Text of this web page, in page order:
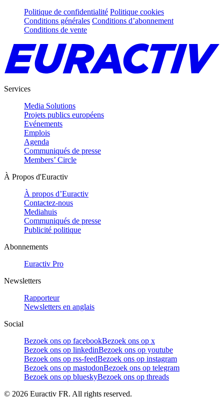
Politique de confidentialité Politique cookies
Conditions générales Conditions d’abonnement
Conditions de vente
Services
Media Solutions
Projets publics européens
Evénements
Emplois
Agenda
Communiqués de presse
Members’ Circle
À Propos d'Euractiv
À propos d’Euractiv
Contactez-nous
Mediahuis
Communiqués de presse
Publicité politique
Abonnements
Euractiv Pro
Newsletters
Rapporteur
Newsletters en anglais
Social
Bezoek ons op facebookBezoek ons op x
Bezoek ons op linkedinBezoek ons op youtube
Bezoek ons op rss-feedBezoek ons op instagram
Bezoek ons op mastodonBezoek ons op telegram
Bezoek ons op blueskyBezoek ons op threads
© 2026 Euractiv FR. All rights reserved.